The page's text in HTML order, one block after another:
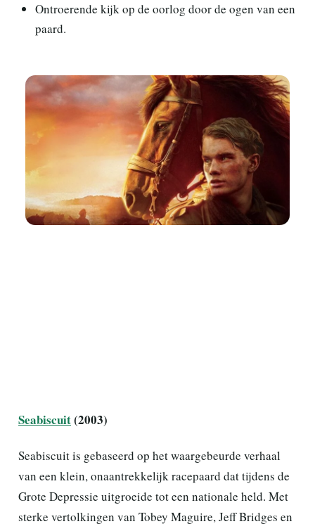
Ontroerende kijk op de oorlog door de ogen van een
paard.
Seabiscuit(2003)
Seabiscuit is gebaseerd op het waargebeurde verhaal
van een klein, onaantrekkelijk racepaard dat tijdens de
Grote Depressie uitgroeide tot een nationale held. Met
sterke vertolkingen van Tobey Maguire, Jeff Bridges en